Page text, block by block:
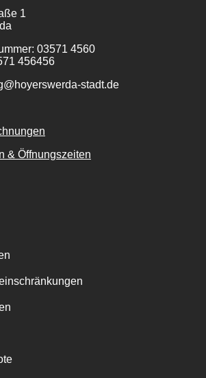
1
03571 4560
456456
stadt.de
& Öffnungszeiten